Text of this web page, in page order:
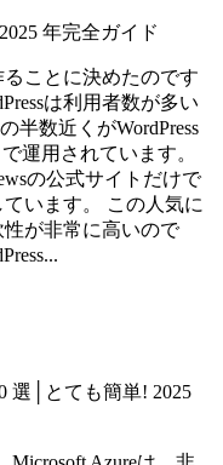
年完全ガイド
ることに決めたのです
は利用者数が多い
半数近くがWordPress
運用されています。
の公式サイトだけで
ています。 この人気に
性が非常に高いので
選│とても簡単! 2025